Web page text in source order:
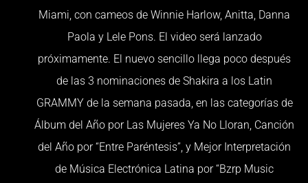
Miami, con cameos de Winnie Harlow, Anitta, Danna
Paola y Lele Pons. El video será lanzado
próximamente. El nuevo sencillo llega poco después
de las 3 nominaciones de Shakira a los Latin
GRAMMY de la semana pasada, en las categorías de
Álbum del Año por Las Mujeres Ya No Lloran, Canción
del Año por “Entre Paréntesis”, y Mejor Interpretación
de Música Electrónica Latina por “Bzrp Music